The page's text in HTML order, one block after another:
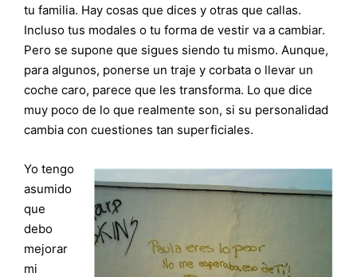
tu familia. Hay cosas que dices y otras que callas.
Incluso tus modales o tu forma de vestir va a cambiar.
Pero se supone que sigues siendo tu mismo. Aunque,
para algunos, ponerse un traje y corbata o llevar un
coche caro, parece que les transforma. Lo que dice
muy poco de lo que realmente son, si su personalidad
cambia con cuestiones tan superficiales.
Yo tengo
asumido
que
debo
mejorar
mi